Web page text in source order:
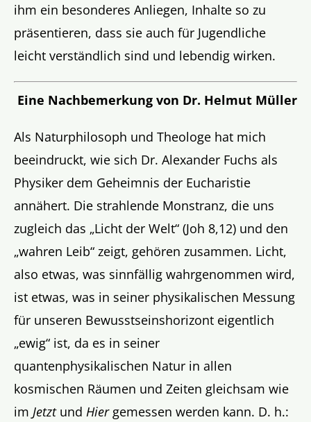
ihm ein besonderes Anliegen, Inhalte so zu
präsentieren, dass sie auch für Jugendliche
leicht verständlich sind und lebendig wirken.
Eine Nachbemerkung von Dr. Helmut Müller
Als Naturphilosoph und Theologe hat mich
beeindruckt, wie sich Dr. Alexander Fuchs als
Physiker dem Geheimnis der Eucharistie
annähert. Die strahlende Monstranz, die uns
zugleich das „Licht der Welt“ (Joh 8,12) und den
„wahren Leib“ zeigt, gehören zusammen. Licht,
also etwas, was sinnfällig wahrgenommen wird,
ist etwas, was in seiner physikalischen Messung
für unseren Bewusstseinshorizont eigentlich
„ewig“ ist, da es in seiner
quantenphysikalischen Natur in allen
kosmischen Räumen und Zeiten gleichsam wie
im Jetztund Hiergemessen werden kann. D. h.: